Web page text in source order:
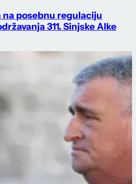
na posebnu regulaciju
311. Sinjske Alke